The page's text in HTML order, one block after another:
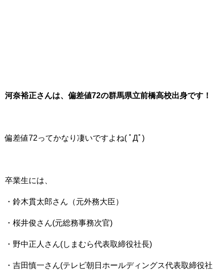
河奈裕正さんは、偏差値72の群馬県立前橋高校出身です！
偏差値72ってかなり凄いですよね( ﾟДﾟ)
卒業生には、
・鈴木貫太郎さん（元外務大臣）
・桜井俊さん(元総務事務次官)
・野中正人さん(しまむら代表取締役社長)
・吉田慎一さん(テレビ朝日ホールディングス代表取締役社